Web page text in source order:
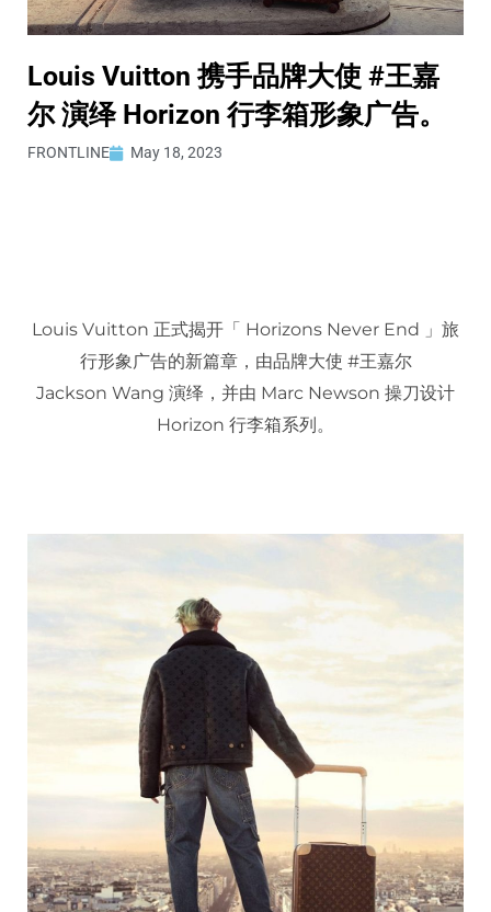
Louis Vuitton 携手品牌大使 #王嘉
尔 演绎 Horizon 行李箱形象广告。
FRONTLINE May 18, 2023
Louis Vuitton 正式揭开「 Horizons Never End 」旅
行形象广告的新篇章，由品牌大使 #王嘉尔
Jackson Wang 演绎，并由 Marc Newson 操刀设计
Horizon 行李箱系列。